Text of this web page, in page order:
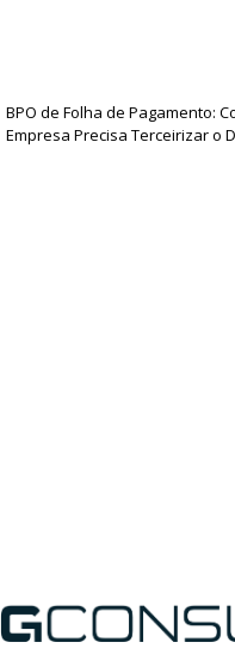
BPO de Folha de Pagamento:
Empresa Precisa Terceirizar o